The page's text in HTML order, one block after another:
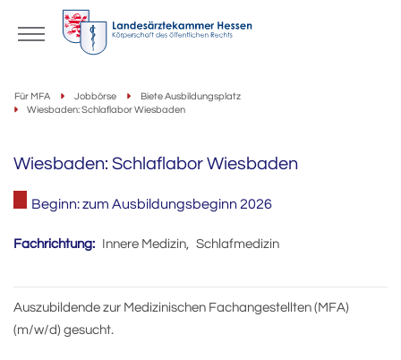
Für MFA Jobbörse
Biete Ausbildungsplatz
Wiesbaden: Schlaflabor Wiesbaden
Wiesbaden: Schlaflabor Wiesbaden
Beginn: zum Ausbildungsbeginn 2026
Fachrichtung: Innere Medizin, Schlafmedizin
Auszubildende zur Medizinischen Fachangestellten (MFA)
(m/w/d) gesucht.